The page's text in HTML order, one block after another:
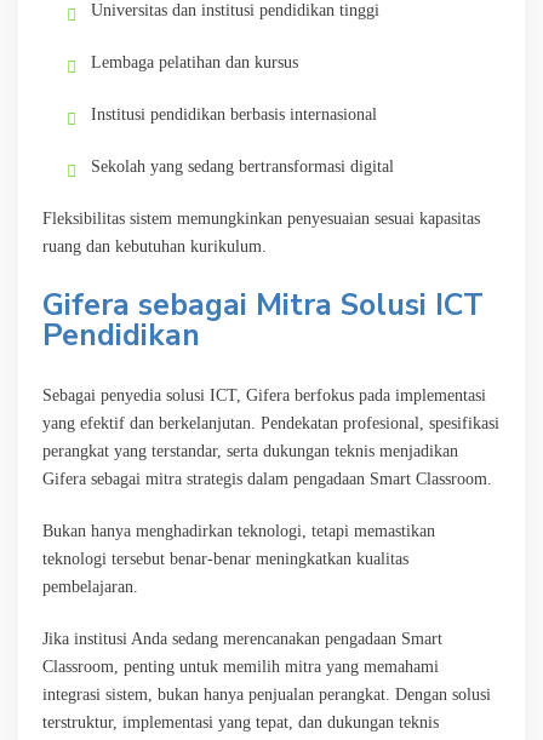
Universitas dan institusi pendidikan tinggi
Lembaga pelatihan dan kursus
Institusi pendidikan berbasis internasional
Sekolah yang sedang bertransformasi digital
Fleksibilitas sistem memungkinkan penyesuaian sesuai kapasitas
ruang dan kebutuhan kurikulum.
Gifera sebagai Mitra Solusi ICT
Pendidikan
Sebagai penyedia solusi ICT, Gifera berfokus pada implementasi
yang efektif dan berkelanjutan. Pendekatan profesional, spesifikasi
perangkat yang terstandar, serta dukungan teknis menjadikan
Gifera sebagai mitra strategis dalam pengadaan Smart Classroom.
Bukan hanya menghadirkan teknologi, tetapi memastikan
teknologi tersebut benar-benar meningkatkan kualitas
pembelajaran.
Jika institusi Anda sedang merencanakan pengadaan Smart
Classroom, penting untuk memilih mitra yang memahami
integrasi sistem, bukan hanya penjualan perangkat. Dengan solusi
terstruktur, implementasi yang tepat, dan dukungan teknis